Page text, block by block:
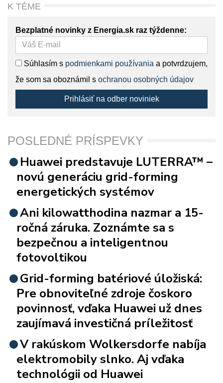
K TÉME
Bezplatné novinky z Energia.sk raz týždenne:
Súhlasím s podmienkami používania a potvrdzujem,
že som sa oboznámil s ochranou osobných údajov
Prihlásiť na odber noviniek
POSLEDNÉ PRÍSPEVKY
Huawei predstavuje LUTERRA™ –
novú generáciu grid-forming
energetických systémov
Ani kilowatthodina nazmar a 15-
ročná záruka. Zoznámte sa s
bezpečnou a inteligentnou
fotovoltikou
Grid-forming batériové úložiská:
Pre obnoviteľné zdroje čoskoro
povinnosť, vďaka Huawei už dnes
zaujímavá investičná príležitosť
V rakúskom Wolkersdorfe nabíja
elektromobily slnko. Aj vďaka
technológii od Huawei